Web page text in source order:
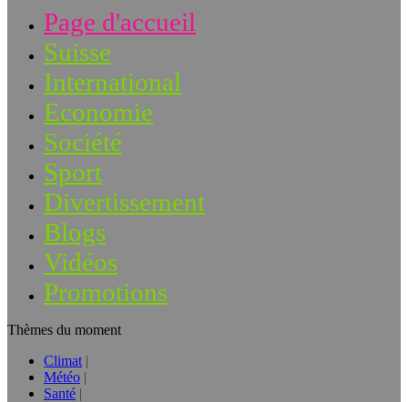
Page d'accueil
Suisse
International
Economie
Société
Sport
Divertissement
Blogs
Vidéos
Promotions
Thèmes du moment
Climat
Météo
Santé